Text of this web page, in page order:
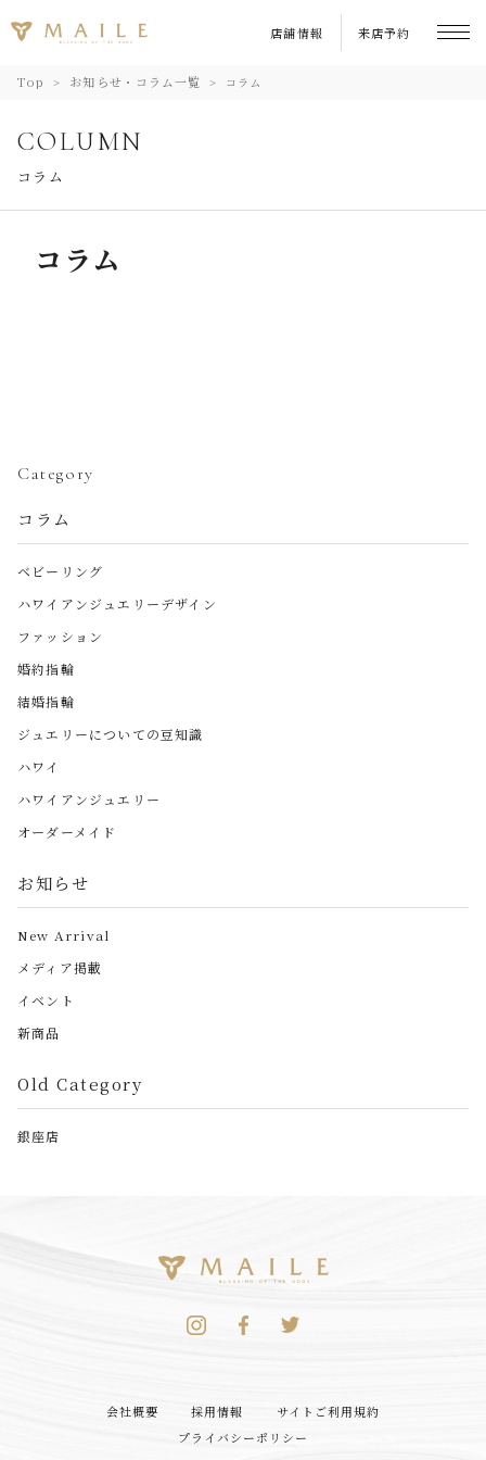
店舗情報 来店予約
Top お知らせ・コラム一覧 コラム
COLUMN
コラム
コラム
Category
コラム
ベビーリング
ハワイアンジュエリーデザイン
ファッション
婚約指輪
結婚指輪
ジュエリーについての豆知識
ハワイ
ハワイアンジュエリー
オーダーメイド
お知らせ
New Arrival
メディア掲載
イベント
新商品
Old Category
銀座店
会社概要 採用情報
サイトご利用規約
プライバシーポリシー